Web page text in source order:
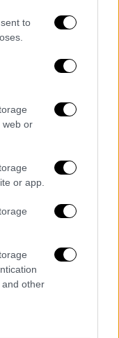
to
web or
or app.
other
Τετάρτη
πυκνό δίκτυο
σταθμών
Αθηνών/meteo
στην χώρα
στο
βροχής
με 63mm.
σύστημα